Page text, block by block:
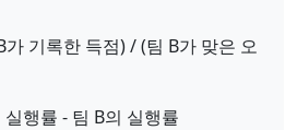
가 기록한 득점) / (팀 B가 맞은 오
실행률 - 팀 B의 실행률